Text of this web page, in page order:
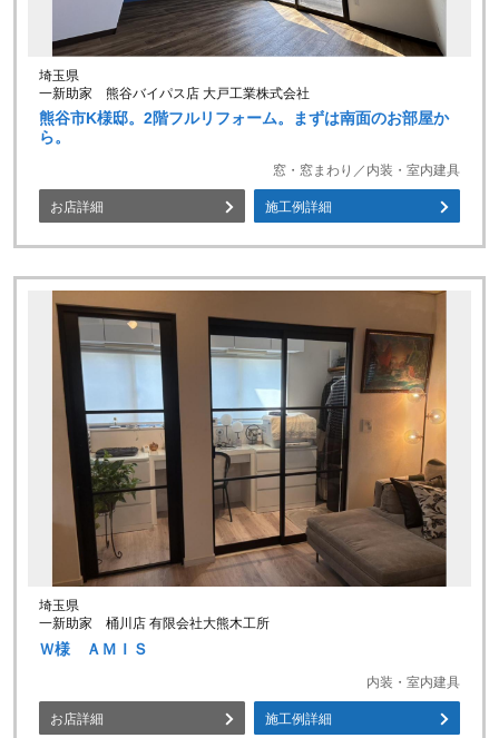
埼玉県
一新助家 熊谷バイパス店 大戸工業株式会社
熊谷市K様邸。2階フルリフォーム。まずは南面のお部屋か
ら。
窓・窓まわり／内装・室内建具
お店詳細 施工例詳細
埼玉県
一新助家 桶川店 有限会社大熊木工所
Ｗ様 ＡＭＩＳ
内装・室内建具
お店詳細 施工例詳細